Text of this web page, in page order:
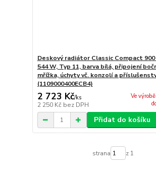
Deskový radiátor Classic Compact 900
544 W, Typ 11, barva bílá, připojení
mřížka, úchyty vč. konzolí a
(1109000400ECB4)
2 723 Kč/ks
2 250 Kč bez DPH
Ve
Přidat do košíku
strana z 1